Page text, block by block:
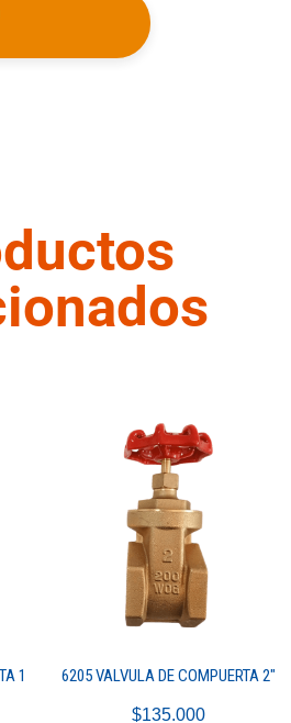
1
6205 VALVULA DE COMPUERTA 2″
$135.000